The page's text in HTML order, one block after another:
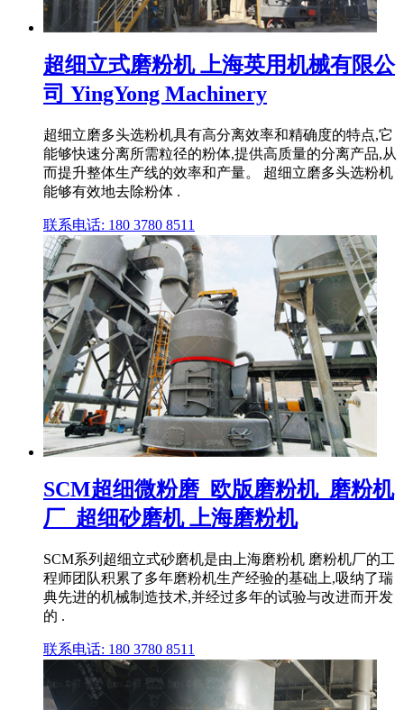
超细立式磨粉机 上海英用机械有限公
司 YingYong Machinery
超细立磨多头选粉机具有高分离效率和精确度的特点,它
能够快速分离所需粒径的粉体,提供高质量的分离产品,从
而提升整体生产线的效率和产量。 超细立磨多头选粉机
能够有效地去除粉体 .
联系电话: 180 3780 8511
SCM超细微粉磨_欧版磨粉机_磨粉机
厂_超细砂磨机 上海磨粉机
SCM系列超细立式砂磨机是由上海磨粉机 磨粉机厂的工
程师团队积累了多年磨粉机生产经验的基础上,吸纳了瑞
典先进的机械制造技术,并经过多年的试验与改进而开发
的 .
联系电话: 180 3780 8511